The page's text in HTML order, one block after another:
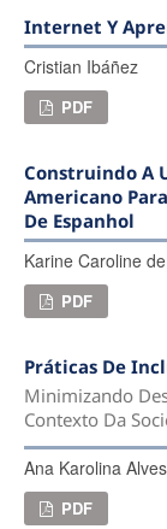
Internet Y
Cristian Ibáñez
PDF
Construindo A
Americano
De Espanhol
Karine Caroline
PDF
Práticas De
Minimizando
Contexto Da
Ana Karolina
PDF